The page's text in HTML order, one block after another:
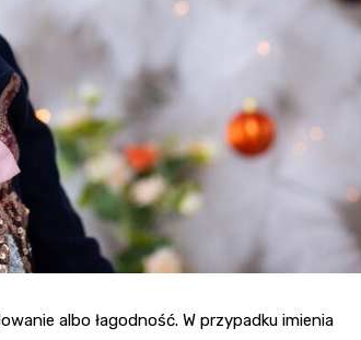
albo łagodność. W przypadku imienia